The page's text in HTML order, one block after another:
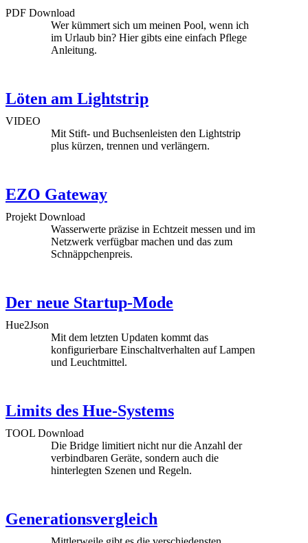
PDF Download
Wer kümmert sich um meinen Pool, wenn ich
im Urlaub bin? Hier gibts eine einfach Pflege
Anleitung.
Löten am Lightstrip
VIDEO
Mit Stift- und Buchsenleisten den Lightstrip
plus kürzen, trennen und verlängern.
EZO Gateway
Projekt Download
Wasserwerte präzise in Echtzeit messen und im
Netzwerk verfügbar machen und das zum
Schnäppchenpreis.
Der neue Startup-Mode
Hue2Json
Mit dem letzten Updaten kommt das
konfigurierbare Einschaltverhalten auf Lampen
und Leuchtmittel.
Limits des Hue-Systems
TOOL Download
Die Bridge limitiert nicht nur die Anzahl der
verbindbaren Geräte, sondern auch die
hinterlegten Szenen und Regeln.
Generationsvergleich